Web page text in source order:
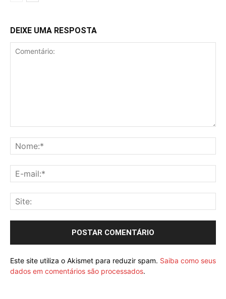
DEIXE UMA RESPOSTA
Este site utiliza o Akismet para reduzir spam. Saiba como seus
dados em comentários são processados.